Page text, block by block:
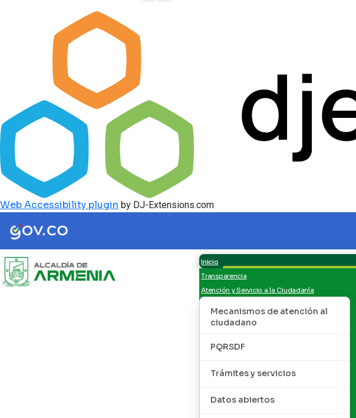
Web Accessibility plugin by DJ-Extensions.com
Inicio
Transparencia
Atención y Servicio a la Ciudadanía
Mecanismos de atención al
ciudadano
PQRSDF
Trámites y servicios
Datos abiertos